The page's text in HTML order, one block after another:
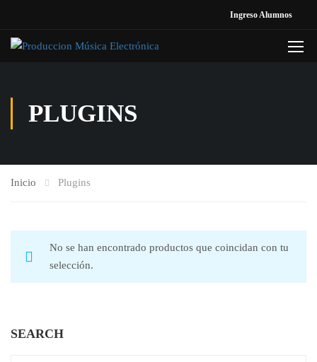
Ingreso Alumnos
PLUGINS
Inicio Plugins
No se han encontrado productos que coincidan con tu
selección.
SEARCH